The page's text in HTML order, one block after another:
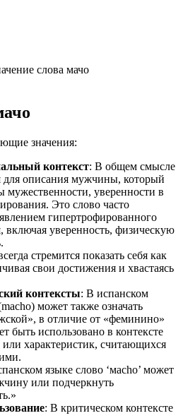
слова мачо
значения:
контекст: В общем смысле
для описания мужчины, который
мужественности, уверенности в
Это слово часто
гипертрофированного
включая уверенность, физическую
стремится показать себя как
свои достижения и хвастаясь
контексты: В испанском
может также означать
в отличие от «феминино»
быть использовано в контексте
характеристик, считающихся
языке слово ‘мacho’ может
или подчеркнуть
: В критическом контексте